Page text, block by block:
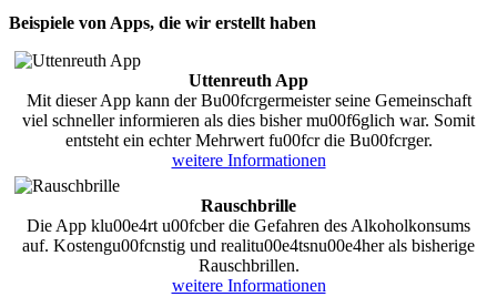
Beispiele von Apps, die wir erstellt haben
Uttenreuth App
Mit dieser App kann der Bu00fcrgermeister seine Gemeinschaft
viel schneller informieren als dies bisher mu00f6glich war. Somit
entsteht ein echter Mehrwert fu00fcr die Bu00fcrger.
weitere Informationen
Rauschbrille
Die App klu00e4rt u00fcber die Gefahren des Alkoholkonsums
auf. Kostengu00fcnstig und realitu00e4tsnu00e4her als bisherige
Rauschbrillen.
weitere Informationen